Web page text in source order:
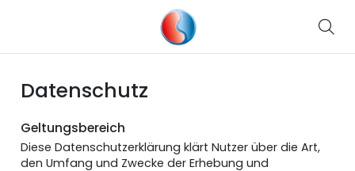
Datenschutz
Geltungsbereich
Diese Datenschutzerklärung klärt Nutzer über die Art,
den Umfang und Zwecke der Erhebung und